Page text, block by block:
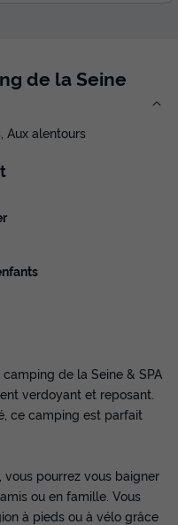
de la Seine
Aux alentours
de la Seine & SPA
verdoyant et reposant.
ce camping est parfait
pourrez vous baigner
ou en famille. Vous
à pieds ou à vélo grâce